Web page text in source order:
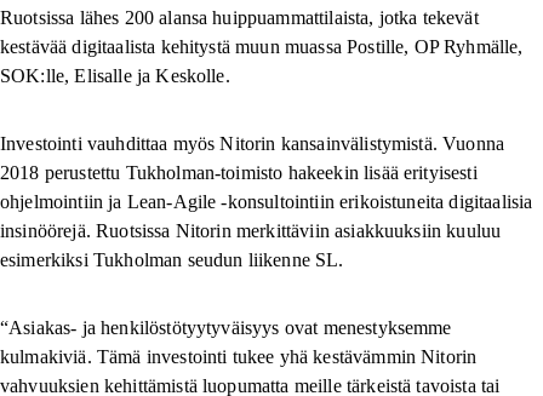
Ruotsissa lähes 200 alansa huippuammattilaista, jotka tekevät
kestävää digitaalista kehitystä muun muassa Postille, OP Ryhmälle,
SOK:lle, Elisalle ja Keskolle.
Investointi vauhdittaa myös Nitorin kansainvälistymistä. Vuonna
2018 perustettu Tukholman-toimisto hakeekin lisää erityisesti
ohjelmointiin ja Lean-Agile -konsultointiin erikoistuneita digitaalisia
insinöörejä. Ruotsissa Nitorin merkittäviin asiakkuuksiin kuuluu
esimerkiksi Tukholman seudun liikenne SL.
“Asiakas- ja henkilöstötyytyväisyys ovat menestyksemme
kulmakiviä. Tämä investointi tukee yhä kestävämmin Nitorin
vahvuuksien kehittämistä luopumatta meille tärkeistä tavoista tai